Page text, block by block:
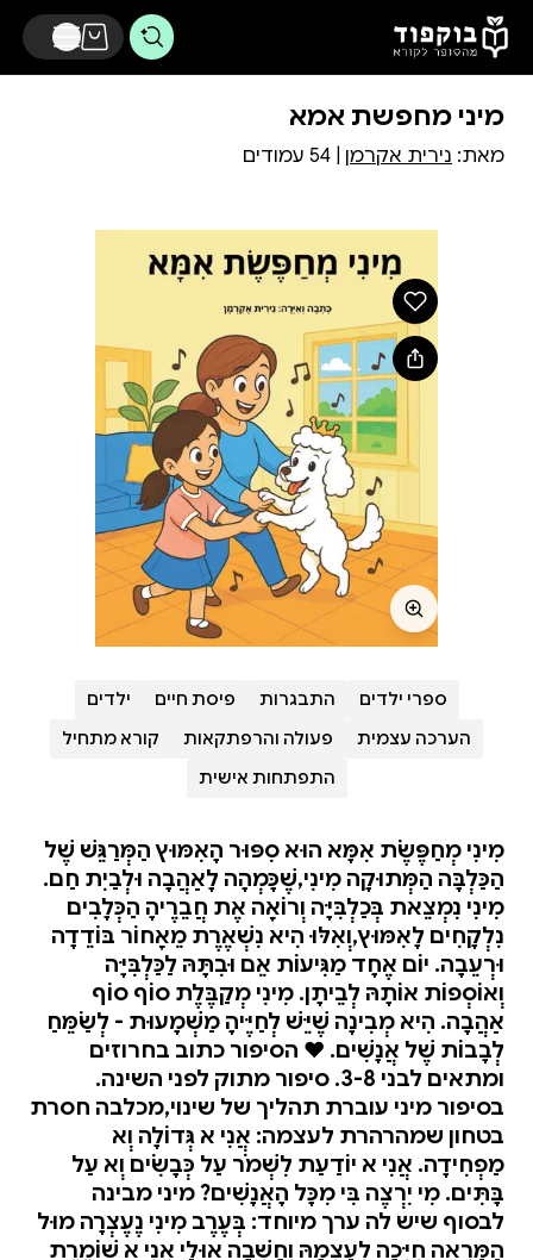
דלג לתוכן הראשי
מיני מחפשת אמא
מאת: נירית אקרמן
ספרי ילדים התבגרות פיסת חיים
ילדים
הערכה עצמית
פעולה והרפתקאות
קורא מתחיל
התפתחות אישית
מִינִי מְחַפֶּשֶׂת אִמָּא הוּא סִפּוּר הָאִמּוּץ הַמְּרַגֵּשׁ שֶׁל
הַכַּלְבָּה הַמְּתוּקָה מִינִי,שֶׁכָּמְהָה לָאַהֲבָה וּלְבַיִת חַם.
מִינִי נִמְצֵאת בְּכַלְבִּיָּה וְרוֹאָה אֶת חֲבֵרֶיהָ הַכְּלָבִים
נִלְקָחִים לָאִמּוּץ,וְאִלּוּ הִיא נִשְׁאֶרֶת מֵאָחוֹר בּוֹדֵדָה
וּרְעֵבָה. יוֹם אֶחָד מַגִּיעוֹת אֵם וּבִתָּהּ לַכַּלְבִּיָּה
וְאוֹסְפוֹת אוֹתָהּ לְבֵיתָן. מִינִי מְקַבֶּלֶת סוֹף סוֹף
אַהֲבָה. הִיא מְבִינָה שֶׁיֵּשׁ לְחַיֶּיהָ מַשְׁמָעוּת - לְשַׂמֵּחַ
לְבָבוֹת שֶׁל אֲנָשִׁים. ❤️ הסיפור כתוב בחרוזים
ומתאים לבני 3-8. סיפור מתוק לפני השינה.
בסיפור מיני עוברת תהליך של שינוי,מכלבה חסרת
בטחון שמהרהרת לעצמה: אֲנִי לֹא גְּדוֹלָה וְלֹא
מַפְחִידָה. אֲנִי לֹא יוֹדַעַת לִשְׁמֹר עַל כְּבָשִׂים וְלֹא עַל
בָּתִּים. מִי יִרְצֶה בִּי מִכָּל הָאֲנָשִׁים? מיני מבינה
לבסוף שיש לה ערך מיוחד: בְּעֶרֶב מִינִי נֶעֶצְרָה מוּל
הַמַּרְאָה חִיְּכָה לְעַצְמָהּ וְחָשְׁבָה אוּלַי אֲנִי לֹא שׁוֹמֶרֶת